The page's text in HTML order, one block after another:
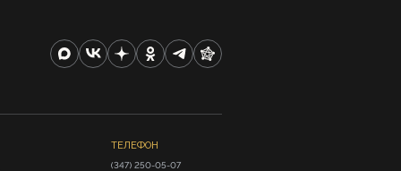
ТЕЛЕФОН
(347) 250-05-07